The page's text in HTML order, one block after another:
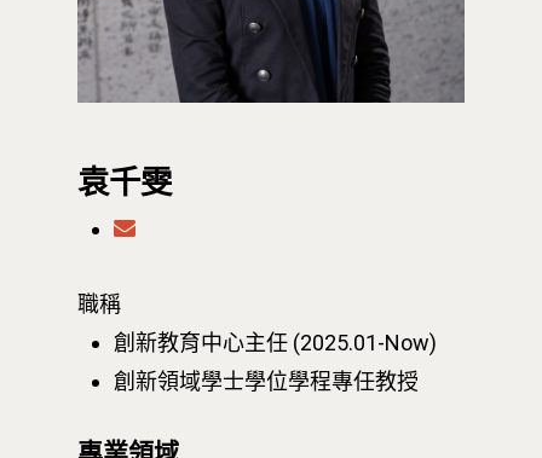
袁千雯
職稱
創新教育中心主任 (2025.01-Now)
創新領域學士學位學程專任教授